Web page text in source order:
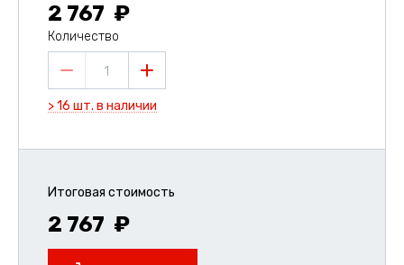
2 767
Количество
1
> 16 шт. в наличии
Итоговая стоимость
2 767